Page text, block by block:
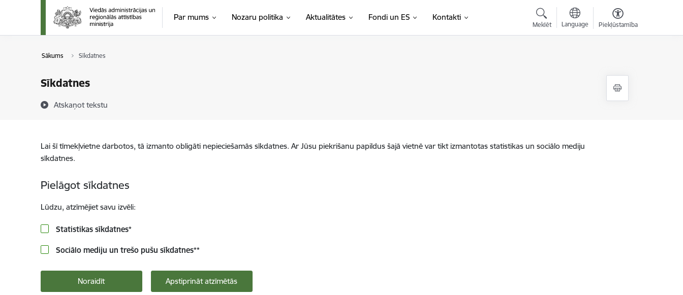
Pāriet uz lapas saturu
Par mums Nozaru politika Aktualitātes Fondi un ES Kontakti
Meklēt Language Piekļūstamība
Sākums Sīkdatnes
Sīkdatnes
Atskaņot tekstu
Lai šī tīmekļvietne darbotos, tā izmanto obligāti nepieciešamās sīkdatnes. Ar Jūsu piekrišanu papildus šajā vietnē var tikt izmantotas statistikas un sociālo mediju
sīkdatnes.
Pielāgot sīkdatnes
Lūdzu, atzīmējiet savu izvēli:
Statistikas sīkdatnes*
Sociālo mediju un trešo pušu sīkdatnes**
Noraidīt Apstiprināt atzīmētās